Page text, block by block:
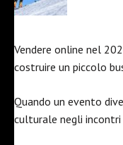
Vendere online nel
costruire un piccolo
Quando un evento
culturale negli